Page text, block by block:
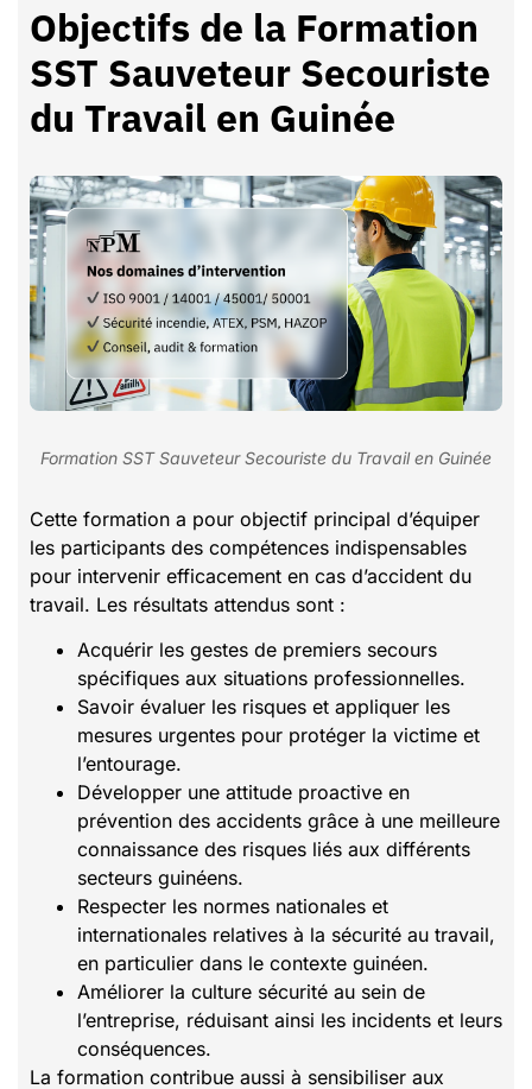
Objectifs de la Formation
SST Sauveteur Secouriste
du Travail en Guinée
Formation SST Sauveteur Secouriste du Travail en Guinée
Cette formation a pour objectif principal d’équiper
les participants des compétences indispensables
pour intervenir efficacement en cas d’accident du
travail. Les résultats attendus sont :
Acquérir les gestes de premiers secours
spécifiques aux situations professionnelles.
Savoir évaluer les risques et appliquer les
mesures urgentes pour protéger la victime et
l’entourage.
Développer une attitude proactive en
prévention des accidents grâce à une meilleure
connaissance des risques liés aux différents
secteurs guinéens.
Respecter les normes nationales et
internationales relatives à la sécurité au travail,
en particulier dans le contexte guinéen.
Améliorer la culture sécurité au sein de
l’entreprise, réduisant ainsi les incidents et leurs
conséquences.
La formation contribue aussi à sensibiliser aux